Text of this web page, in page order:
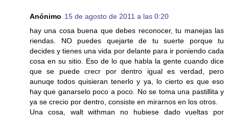
Anónimo 15 de agosto de 2011 a las 0:20
hay una cosa buena que debes reconocer, tu manejas las
riendas. NO puedes quejarte de tu suerte porque tu
decides y tienes una vida por delante para ir poniendo cada
cosa en su sitio. Eso de lo que habla la gente cuando dice
que se puede crecr por dentro igual es verdad, pero
aunuqe todos quisieran tenerlo y ya, lo cierto es que eso
hay que ganarselo poco a poco. No se toma una pastillita y
ya se crecio por dentro, consiste en mirarnos en los otros.
Una cosa, walt withman no hubiese dado vueltas por